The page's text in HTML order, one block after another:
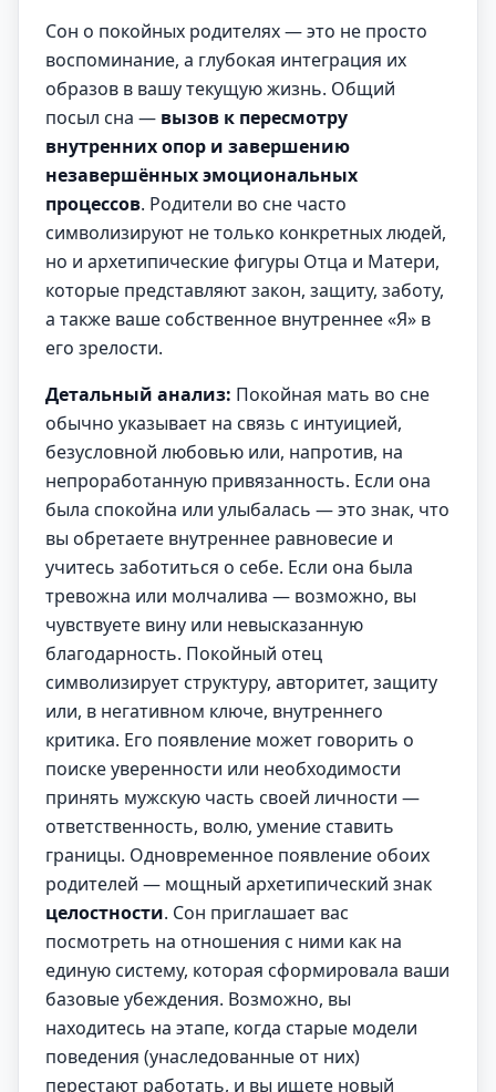
Сон о покойных родителях — это не просто
воспоминание, а глубокая интеграция их
образов в вашу текущую жизнь. Общий
посыл сна — вызов к пересмотру
внутренних опор и завершению
незавершённых эмоциональных
процессов. Родители во сне часто
символизируют не только конкретных людей,
но и архетипические фигуры Отца и Матери,
которые представляют закон, защиту, заботу,
а также ваше собственное внутреннее «Я» в
его зрелости.
Детальный анализ: Покойная мать во сне
обычно указывает на связь с интуицией,
безусловной любовью или, напротив, на
непроработанную привязанность. Если она
была спокойна или улыбалась — это знак, что
вы обретаете внутреннее равновесие и
учитесь заботиться о себе. Если она была
тревожна или молчалива — возможно, вы
чувствуете вину или невысказанную
благодарность. Покойный отец
символизирует структуру, авторитет, защиту
или, в негативном ключе, внутреннего
критика. Его появление может говорить о
поиске уверенности или необходимости
принять мужскую часть своей личности —
ответственность, волю, умение ставить
границы. Одновременное появление обоих
родителей — мощный архетипический знак
целостности. Сон приглашает вас
посмотреть на отношения с ними как на
единую систему, которая сформировала ваши
базовые убеждения. Возможно, вы
находитесь на этапе, когда старые модели
поведения (унаследованные от них)
перестают работать, и вы ищете новый